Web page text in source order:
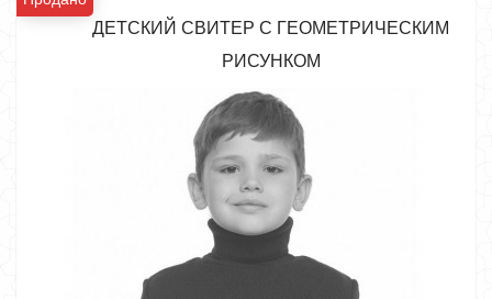
ДЕТСКИЙ СВИТЕР С ГЕОМЕТРИЧЕСКИМ
РИСУНКОМ